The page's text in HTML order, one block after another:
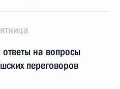
на вопросы
переговоров